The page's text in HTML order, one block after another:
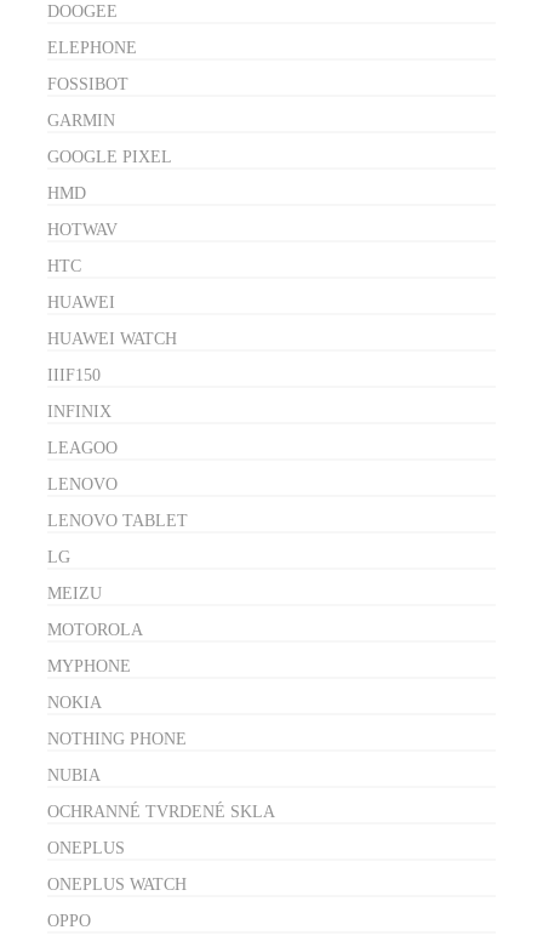
DOOGEE
ELEPHONE
FOSSIBOT
GARMIN
GOOGLE PIXEL
HMD
HOTWAV
HTC
HUAWEI
HUAWEI WATCH
IIIF150
INFINIX
LEAGOO
LENOVO
LENOVO TABLET
LG
MEIZU
MOTOROLA
MYPHONE
NOKIA
NOTHING PHONE
NUBIA
OCHRANNÉ TVRDENÉ SKLA
ONEPLUS
ONEPLUS WATCH
OPPO